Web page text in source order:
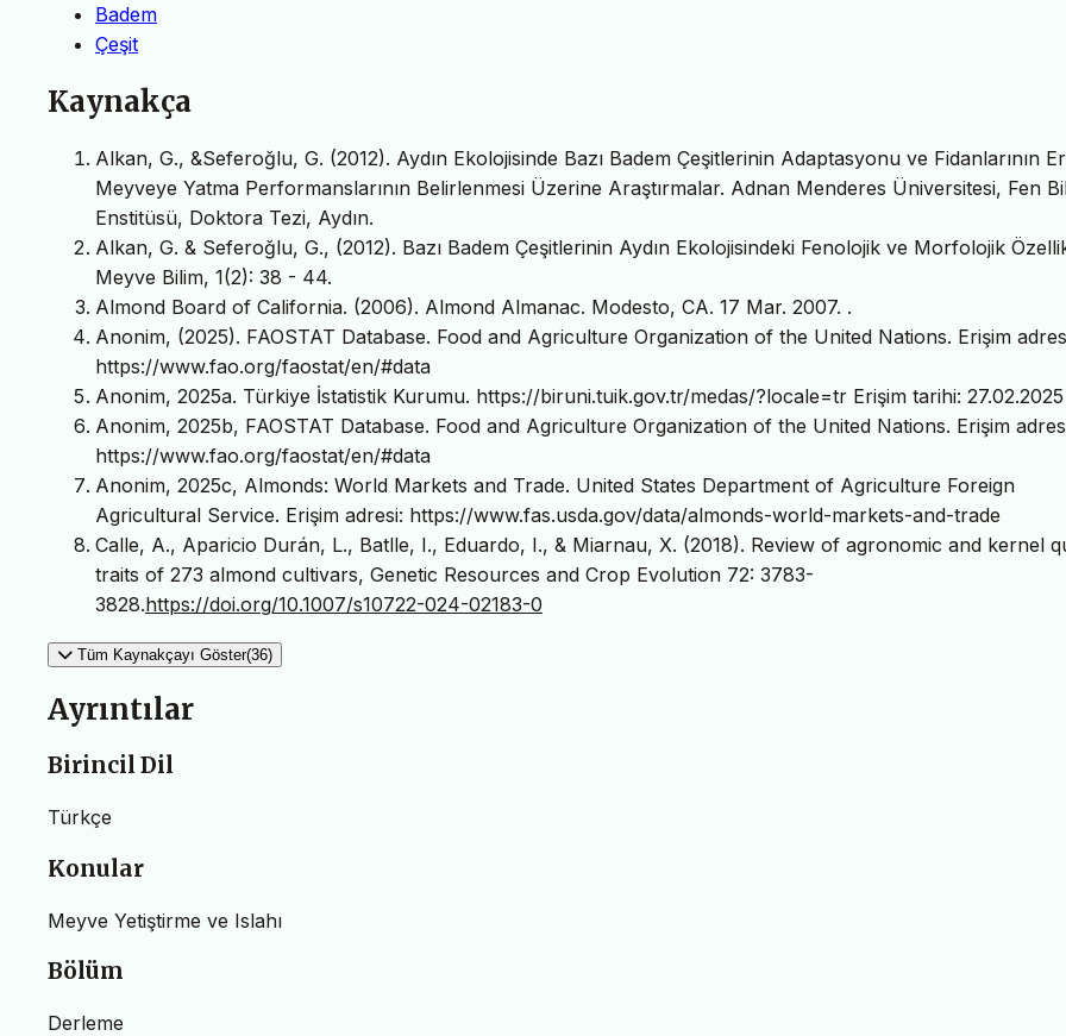
Badem
Çeşit
Kaynakça
Alkan, G., &Seferoğlu, G. (2012). Aydın Ekolojisinde Bazı Badem Çeşitlerinin Adaptasyonu ve Fidanlarının
Meyveye Yatma Performanslarının Belirlenmesi Üzerine Araştırmalar. Adnan Menderes Üniversitesi, Fen
Enstitüsü, Doktora Tezi, Aydın.
Alkan, G. & Seferoğlu, G., (2012). Bazı Badem Çeşitlerinin Aydın Ekolojisindeki Fenolojik ve Morfolojik
Meyve Bilim, 1(2): 38 - 44.
Almond Board of California. (2006). Almond Almanac. Modesto, CA. 17 Mar. 2007. .
Anonim, (2025). FAOSTAT Database. Food and Agriculture Organization of the United Nations. Erişim
https://www.fao.org/faostat/en/#data
Anonim, 2025a. Türkiye İstatistik Kurumu. https://biruni.tuik.gov.tr/medas/?locale=tr Erişim tarihi: 27.02.2025
Anonim, 2025b, FAOSTAT Database. Food and Agriculture Organization of the United Nations. Erişim
https://www.fao.org/faostat/en/#data
Anonim, 2025c, Almonds: World Markets and Trade. United States Department of Agriculture Foreign
Agricultural Service. Erişim adresi: https://www.fas.usda.gov/data/almonds-world-markets-and-trade
Calle, A., Aparicio Durán, L., Batlle, I., Eduardo, I., & Miarnau, X. (2018). Review of agronomic and kernel
traits of 273 almond cultivars, Genetic Resources and Crop Evolution 72: 3783-
3828.https://doi.org/10.1007/s10722-024-02183-0
Tüm Kaynakçayı Göster(36)
Ayrıntılar
Birincil Dil
Türkçe
Konular
Meyve Yetiştirme ve Islahı
Bölüm
Derleme